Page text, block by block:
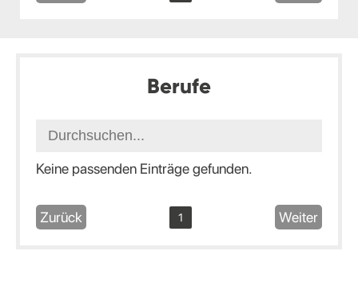
Berufe
Keine passenden Einträge gefunden.
Zurück 1 Weiter